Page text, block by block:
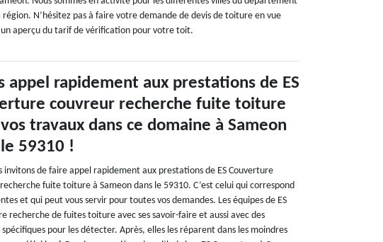
région. N’hésitez pas à faire votre demande de devis de toiture en vue
un aperçu du tarif de vérification pour votre toit.
appel rapidement aux prestations de ES
couvreur recherche fuite toiture
travaux dans ce domaine à Sameon
59310 !
invitons de faire appel rapidement aux prestations de ES Couverture
fuite toiture à Sameon dans le 59310. C’est celui qui correspond
et qui peut vous servir pour toutes vos demandes. Les équipes de ES
recherche de fuites toiture avec ses savoir-faire et aussi avec des
pour les détecter. Après, elles les réparent dans les moindres